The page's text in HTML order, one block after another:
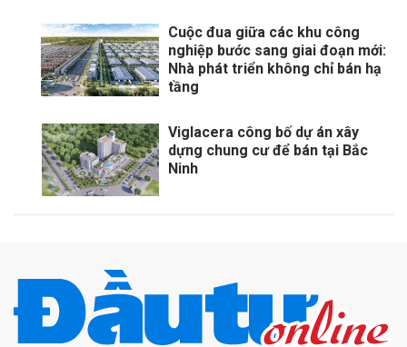
Cuộc đua giữa các khu công
nghiệp bước sang giai đoạn mới:
Nhà phát triển không chỉ bán hạ
tầng
Viglacera công bố dự án xây
dựng chung cư để bán tại Bắc
Ninh